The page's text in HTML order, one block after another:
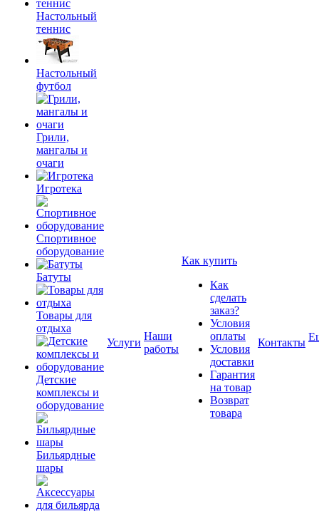
Настольный
теннис
Настольный
футбол
Грили,
мангалы и
очаги
Игротека
Спортивное
оборудование
Батуты
Товары для
отдыха
Детские
комплексы и
оборудование
Бильярдные
шары
Услуги
Наши
работы
Как купить
Как
сделать
заказ?
Условия
оплаты
Условия
доставки
Гарантия
на товар
Возврат
товара
Контакты